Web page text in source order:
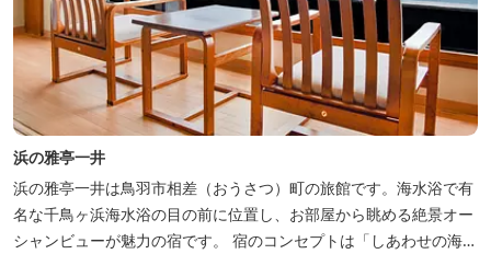
浜の雅亭一井
浜の雅亭一井は鳥羽市相差（おうさつ）町の旅館です。海水浴で有
名な千鳥ヶ浜海水浴の目の前に位置し、お部屋から眺める絶景オー
シャンビューが魅力の宿です。 宿のコンセプトは「しあわせの海